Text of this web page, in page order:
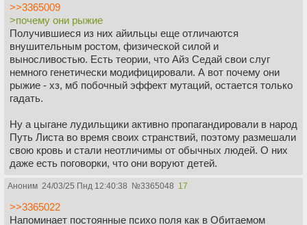
>>3365009
>почему они рыжие
Получившиеся из них айильцы еще отличаются
внушительным ростом, физической силой и
выносливостью. Есть теории, что Айз Седай свои слуг
немного генетически модифицировали. А вот почему они
рыжие - хз, мб побочный эффект мутаций, остается только
гадать.
Ну а цыгане лудильщики активно пропагандировали в народ
Путь Листа во время своих странствий, поэтому размешали
свою кровь и стали неотличимы от обычных людей. О них
даже есть поговорки, что они воруют детей.
Аноним 24/03/25 Пнд 12:40:38 №3365048 17
>>3365022
Напоминает постоянные психо поля как в Обитаемом